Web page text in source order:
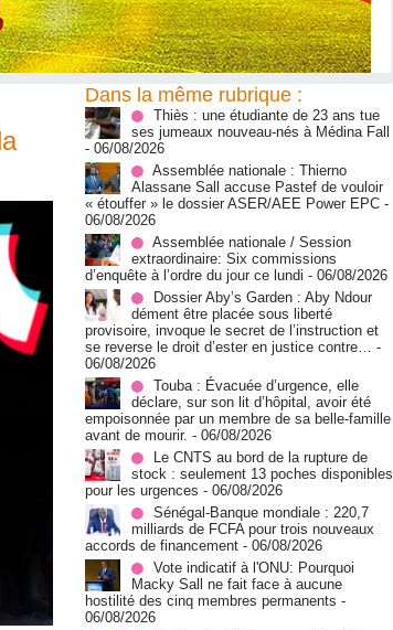
Dans la même rubrique :
Thiès : une étudiante de 23 ans tue
ses jumeaux nouveau-nés à Médina Fall
- 06/08/2026
Assemblée nationale : Thierno
Alassane Sall accuse Pastef de vouloir
« étouffer » le dossier ASER/AEE Power EPC -
06/08/2026
Assemblée nationale / Session
extraordinaire: Six commissions
d’enquête à l’ordre du jour ce lundi - 06/08/2026
Dossier Aby’s Garden : Aby Ndour
dément être placée sous liberté
provisoire, invoque le secret de l’instruction et
se reverse le droit d’ester en justice contre… -
06/08/2026
Touba : Évacuée d’urgence, elle
déclare, sur son lit d’hôpital, avoir été
empoisonnée par un membre de sa belle-famille
avant de mourir. - 06/08/2026
Le CNTS au bord de la rupture de
stock : seulement 13 poches disponibles
pour les urgences - 06/08/2026
Sénégal-Banque mondiale : 220,7
milliards de FCFA pour trois nouveaux
accords de financement - 06/08/2026
Vote indicatif à l'ONU: Pourquoi
Macky Sall ne fait face à aucune
hostilité des cinq membres permanents -
06/08/2026